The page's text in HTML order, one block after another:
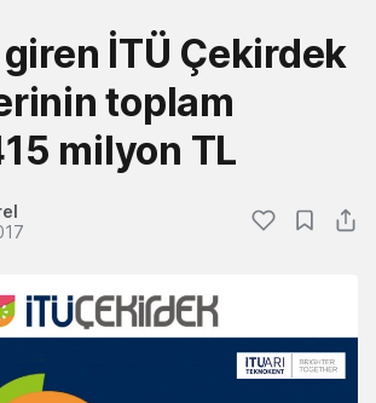
giren İTÜ Çekirdek
toplam
milyon TL